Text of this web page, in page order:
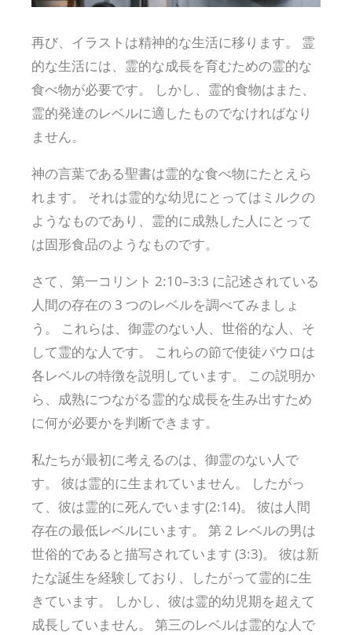
再び、イラストは精神的な生活に移ります。 霊
的な生活には、霊的な成長を育むための霊的な
食べ物が必要です。 しかし、霊的食物はまた、
霊的発達のレベルに適したものでなければなり
ません。
神の言葉である聖書は霊的な食べ物にたとえら
れます。 それは霊的な幼児にとってはミルクの
ようなものであり、霊的に成熟した人にとって
は固形食品のようなものです。
さて、第一コリント 2:10–3:3 に記述されている
人間の存在の 3 つのレベルを調べてみましょ
う。 これらは、御霊のない人、世俗的な人、そ
して霊的な人です。 これらの節で使徒パウロは
各レベルの特徴を説明しています。 この説明か
ら、成熟につながる霊的な成長を生み出すため
に何が必要かを判断できます。
私たちが最初に考えるのは、御霊のない人で
す。 彼は霊的に生まれていません。 したがっ
て、彼は霊的に死んでいます(2:14)。 彼は人間
存在の最低レベルにいます。 第 2 レベルの男は
世俗的であると描写されています (3:3)。 彼は新
たな誕生を経験しており、したがって霊的に生
きています。 しかし、彼は霊的幼児期を超えて
成長していません。 第三のレベルは霊的な人で